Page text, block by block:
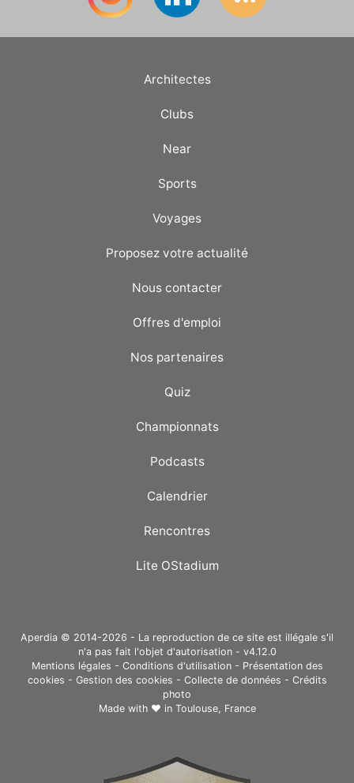
Architectes
Clubs
Near
Sports
Voyages
Proposez votre actualité
Nous contacter
Offres d'emploi
Nos partenaires
Quiz
Championnats
Podcasts
Calendrier
Rencontres
Lite OStadium
Aperdia © 2014-2026 - La reproduction de ce site est illégale s'il
n'a pas fait l'objet d'autorisation - v4.12.0
Mentions légales - Conditions d'utilisation- Présentation des
cookies - Gestion des cookies - Collecte de données - Crédits
photo
Made with ❤ in Toulouse, France